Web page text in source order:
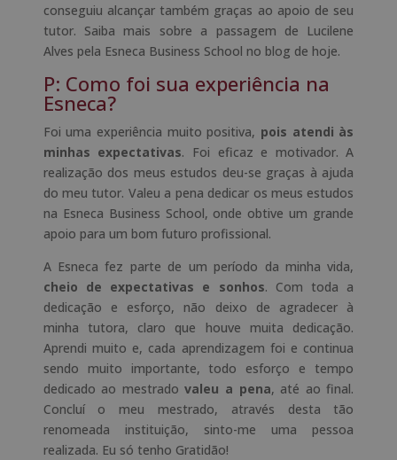
conseguiu alcançar também graças ao apoio de seu
tutor. Saiba mais sobre a passagem de Lucilene
Alves pela Esneca Business School no blog de hoje.
P: Como foi sua experiência na
Esneca?
Foi uma experiência muito positiva, pois atendi às
minhas expectativas. Foi eficaz e motivador. A
realização dos meus estudos deu-se graças à ajuda
do meu tutor. Valeu a pena dedicar os meus estudos
na Esneca Business School, onde obtive um grande
apoio para um bom futuro profissional.
A Esneca fez parte de um período da minha vida,
cheio de expectativas e sonhos. Com toda a
dedicação e esforço, não deixo de agradecer à
minha tutora, claro que houve muita dedicação.
Aprendi muito e, cada aprendizagem foi e continua
sendo muito importante, todo esforço e tempo
dedicado ao mestradovaleu a pena, até ao final.
Concluí o meu mestrado, através desta tão
renomeada instituição, sinto-me uma pessoa
realizada. Eu só tenho Gratidão!